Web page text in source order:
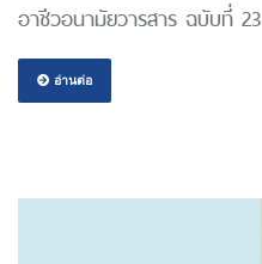
อาชีวอนามัยวารสาร ฉบับที่ 23
อ่านต่อ